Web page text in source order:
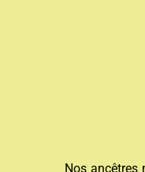
Nos ancêtres